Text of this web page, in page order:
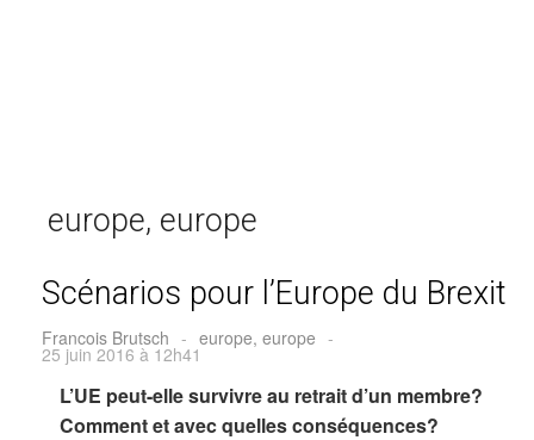
europe, europe
Scénarios pour l’Europe du Brexit
Francois Brutsch - europe, europe -
25 juin 2016 à 12h41
L’UE peut-elle survivre au retrait d’un membre?
Comment et avec quelles conséquences?